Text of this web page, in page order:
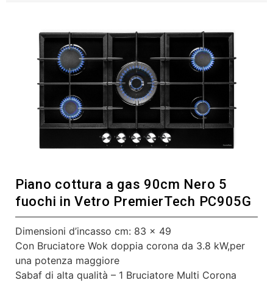
Piano cottura a gas 90cm Nero 5
fuochi in Vetro PremierTech PC905G
Dimensioni d’incasso cm: 83 x 49
Con Bruciatore Wok doppia corona da 3.8 kW,per
una potenza maggiore
Sabaf di alta qualità – 1 Bruciatore Multi Corona